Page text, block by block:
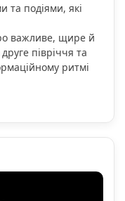
та подіями, які
важливе, щире й
півріччя та
ритмі